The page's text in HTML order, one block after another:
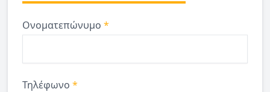
Ονοματεπώνυμο *
Τηλέφωνο *